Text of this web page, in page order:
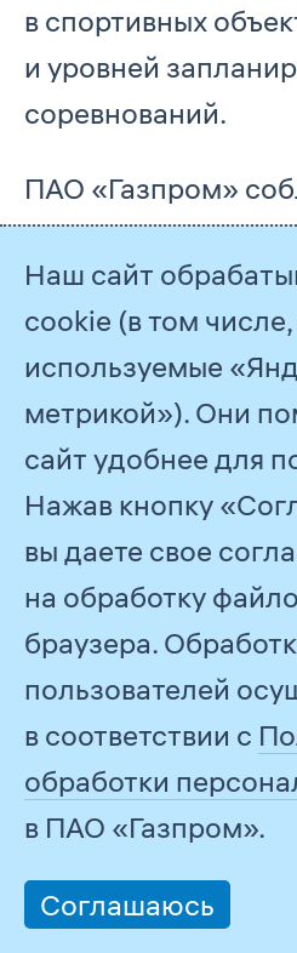
в спортивных
и уровней
соревнований.
ПАО «Газпром»
интересы всех
контролирует
сторонами
соглашений и
обязательств.
регионов, местные
и госорганы
в успешной
Он реализуется за
ПАО «Газпром» в
благотворительной
Вклад в
спорта
Наш сайт
cookie (в том
используемые
метрикой»). Они
сайт удобнее для
Нажав кнопку
вы даете свое
на обработку
браузера.
пользователей
в соответствии с
обработки
в ПАО «Газпром».
Соглашаюсь